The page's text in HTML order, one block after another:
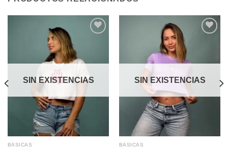
SIN EXISTENCIAS
BÁSICAS
SIN EXISTENCIAS
BÁSICAS